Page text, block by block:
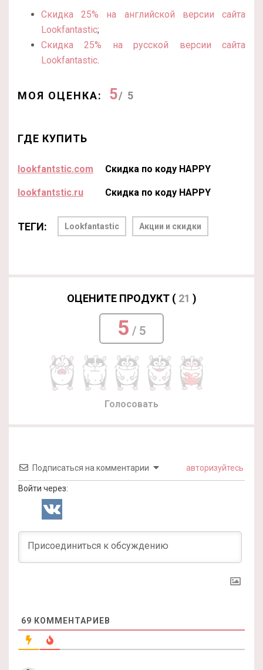
Скидка 25% на английской версии сайта
Lookfantastic;
Скидка 25% на русской версии сайта
Lookfantastic.
МОЯ ОЦЕНКА: 5/ 5
ГДЕ КУПИТЬ
lookfantstic.com Скидка по коду HAPPY
lookfantstic.ru Скидка по коду HAPPY
ТЕГИ: Lookfantastic Акции и скидки
ОЦЕНИТЕ ПРОДУКТ ( 21 )
5 / 5
Голосовать
Подписаться на комментарии авторизуйтесь
Войти через:
69 КОММЕНТАРИЕВ